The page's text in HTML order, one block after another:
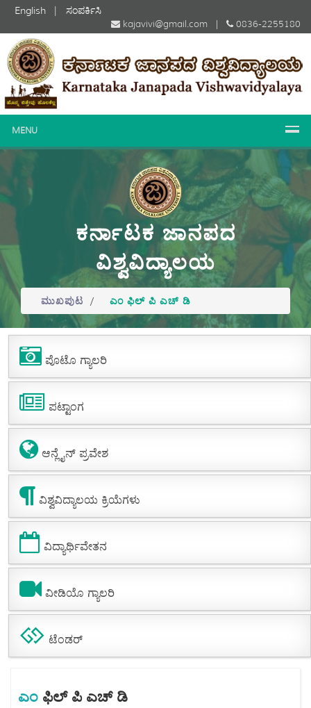
English | ಸಂಪರ್ಕಿಸಿ
kajavivi@gmail.com | 0836-2255180
MENU
ಕರ್ನಾಟಕ ಜಾನಪದ
ವಿಶ್ವವಿದ್ಯಾಲಯ
ಮುಖಪುಟ / ಎಂ ಫಿಲ್ ಪಿ ಎಚ್ ಡಿ
ಪೊಟೊ ಗ್ಯಾಲರಿ
ಪಟ್ಟಾಂಗ
ಆನ್ಲೈನ್ ಪ್ರವೇಶ
ವಿಶ್ವವಿದ್ಯಾಲಯ ಕ್ರಿಯೆಗಳು
ವಿದ್ಯಾರ್ಥಿವೇತನ
ವೀಡಿಯೊ ಗ್ಯಾಲರಿ
ಟೆಂಡರ್
ಎಂ ಫಿಲ್ ಪಿ ಎಚ್ ಡಿ